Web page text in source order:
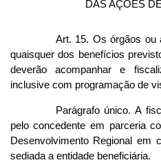
DAS AÇÕES
Art. 15. Os órgãos ou
quaisquer dos benefícios
deverão acompanhar e
inclusive com programação de
Parágrafo único. A
pelo concedente em parceria
Desenvolvimento Regional em
sediada a entidade beneficiária.